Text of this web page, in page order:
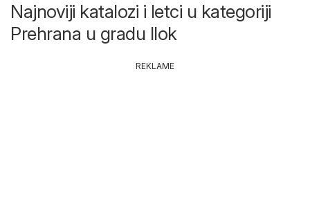
Najnoviji katalozi i letci u kategoriji
Prehrana u gradu Ilok
REKLAME